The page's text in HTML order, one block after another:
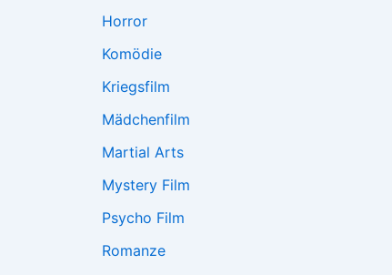
Horror
Komödie
Kriegsfilm
Mädchenfilm
Martial Arts
Mystery Film
Psycho Film
Romanze